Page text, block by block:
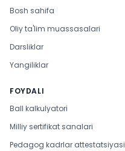
Bosh sahifa
Oliy ta'lim muassasalari
Darsliklar
Yangiliklar
FOYDALI
Ball kalkulyatori
Milliy sertifikat sanalari
Pedagog kadrlar attestatsiyasi